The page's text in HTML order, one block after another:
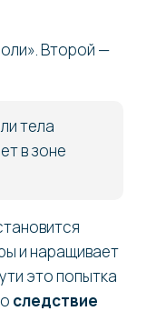
Второй —
тела
в зоне
и наращивает
это попытка
следствие